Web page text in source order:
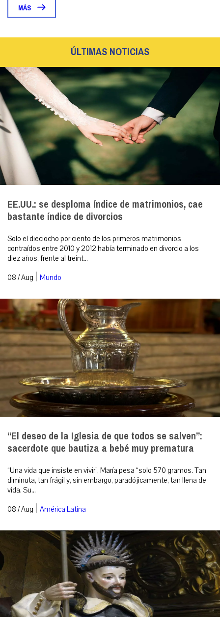
MÁS
ÚLTIMAS NOTICIAS
EE.UU.: se desploma índice de matrimonios, cae
bastante índice de divorcios
Solo el dieciocho por ciento de los primeros matrimonios
contraídos entre 2010 y 2012 había terminado en divorcio a los
diez años, frente al treint...
08 / Aug | Mundo
“El deseo de la Iglesia de que todos se salven”:
sacerdote que bautiza a bebé muy prematura
“Una vida que insiste en vivir”, María pesa “solo 570 gramos. Tan
diminuta, tan frágil y, sin embargo, paradójicamente, tan llena de
vida. Su...
08 / Aug | América Latina